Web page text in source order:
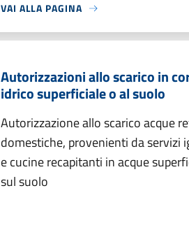
VAI ALLA PAGINA
Autorizzazioni allo scarico in
idrico superficiale o al suolo
Autorizzazione allo scarico acque
domestiche, provenienti da servizi
e cucine recapitanti in acque
sul suolo